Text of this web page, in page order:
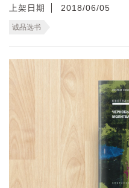
上架日期 2018/06/05
诚品选书